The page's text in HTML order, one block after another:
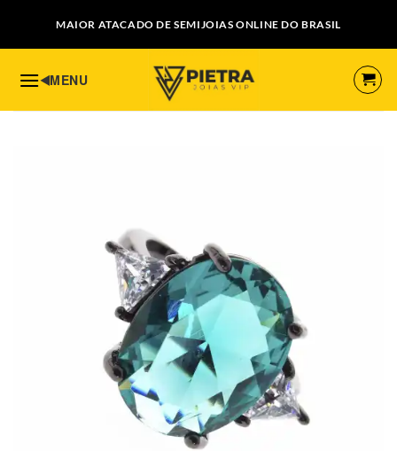
content
MAIOR ATACADO DE SEMIJOIAS ONLINE DO BRASIL